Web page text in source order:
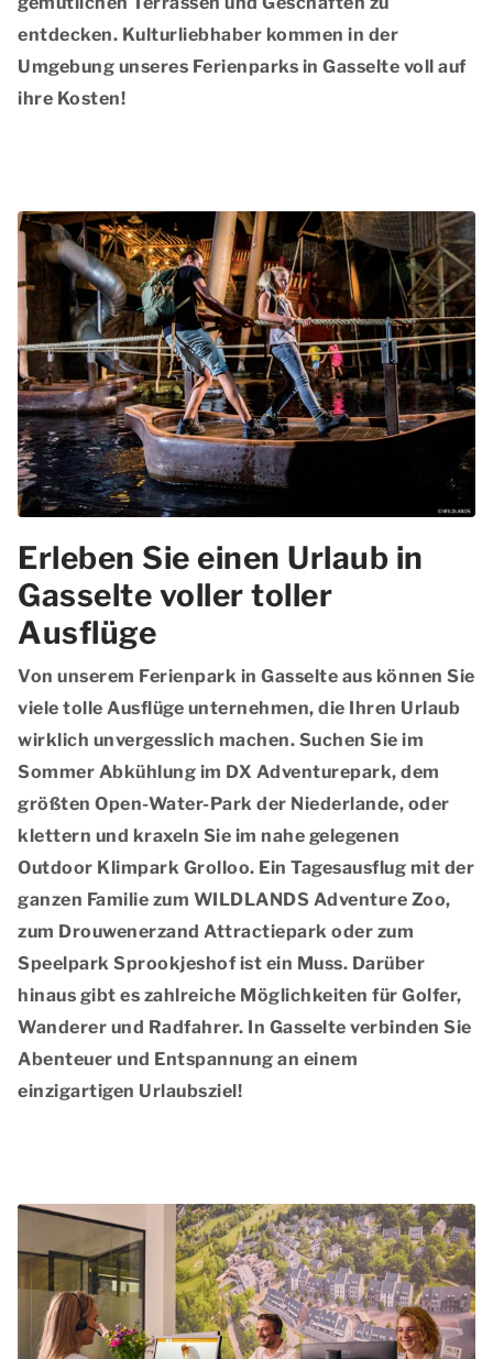
entdecken. Kulturliebhaber kommen in der
Umgebung unseres Ferienparks in Gasselte voll auf
ihre Kosten!
Erleben Sie einen Urlaub in
Gasselte voller toller
Ausflüge
Von unserem Ferienpark in Gasselte aus können Sie
viele tolle Ausflüge unternehmen, die Ihren Urlaub
wirklich unvergesslich machen. Suchen Sie im
Sommer Abkühlung im DX Adventurepark, dem
größten Open-Water-Park der Niederlande, oder
klettern und kraxeln Sie im nahe gelegenen
Outdoor Klimpark Grolloo. Ein Tagesausflug mit der
ganzen Familie zum WILDLANDS Adventure Zoo,
zum Drouwenerzand Attractiepark oder zum
Speelpark Sprookjeshof ist ein Muss. Darüber
hinaus gibt es zahlreiche Möglichkeiten für Golfer,
Wanderer und Radfahrer. In Gasselte verbinden Sie
Abenteuer und Entspannung an einem
einzigartigen Urlaubsziel!